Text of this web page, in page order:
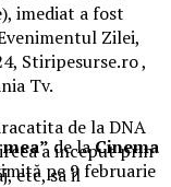
imediat a fost
Zilei,
Stiripesurse.ro ,
Tv.
de la DNA
a inceput prin
etc, sa il
de laCinema
pe 9 februarie